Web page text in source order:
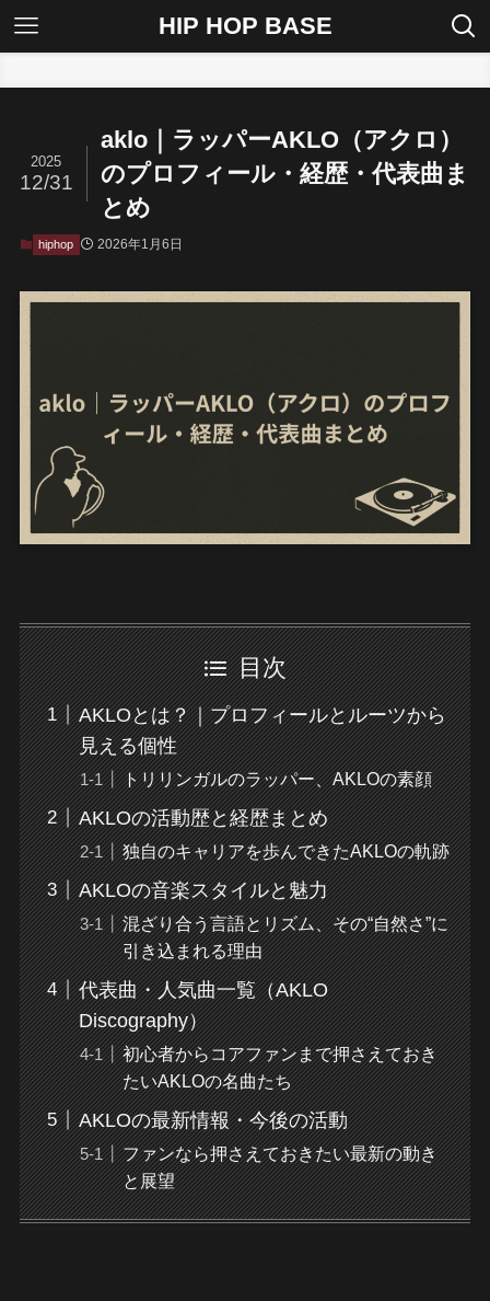
HIP HOP BASE
aklo｜ラッパーAKLO（アクロ）
のプロフィール・経歴・代表曲ま
とめ
2025
12/31
hiphop 2026年1月6日
目次
AKLOとは？｜プロフィールとルーツから
見える個性
トリリンガルのラッパー、AKLOの素顔
AKLOの活動歴と経歴まとめ
独自のキャリアを歩んできたAKLOの軌跡
AKLOの音楽スタイルと魅力
混ざり合う言語とリズム、その“自然さ”に
引き込まれる理由
代表曲・人気曲一覧（AKLO
Discography）
初心者からコアファンまで押さえておき
たいAKLOの名曲たち
AKLOの最新情報・今後の活動
ファンなら押さえておきたい最新の動き
と展望